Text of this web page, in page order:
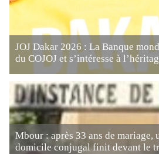
JOJ Dakar 2026 : La Banque
du COJOJ et s’intéresse à
Mbour : après 33 ans de
domicile conjugal finit devant le